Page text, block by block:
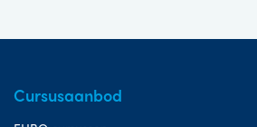
Cursusaanbod